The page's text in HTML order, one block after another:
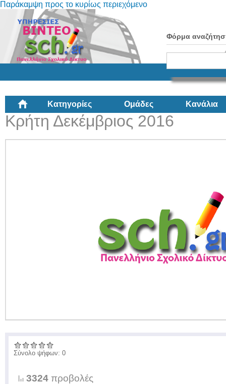
Παράκαμψη προς το κυρίως περιεχόμενο
Φόρμα
Κατηγορίες Ομάδες Κανάλια
Κρήτη Δεκέμβριος 2016
Σύνολο ψήφων: 0
3324 προβολές